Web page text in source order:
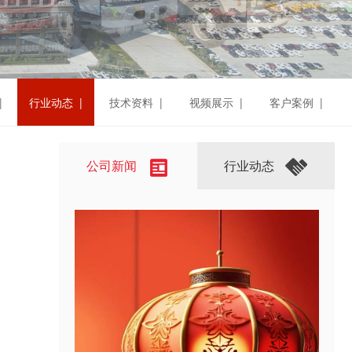
行业动态 | 技术资料 | 视频展示 | 客户案例 |
公司新闻 行业动态